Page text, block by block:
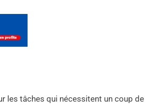
les tâches qui nécessitent un coup